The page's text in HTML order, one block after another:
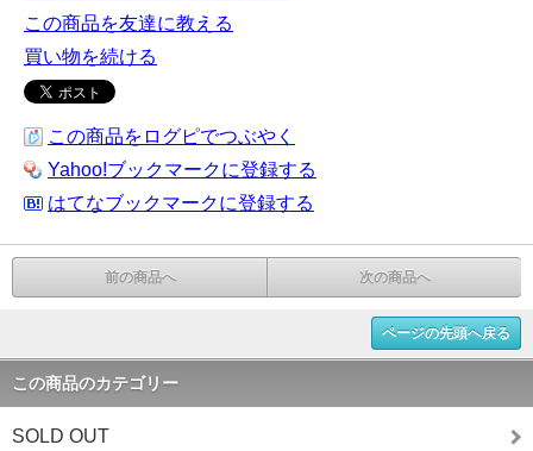
この商品を友達に教える
買い物を続ける
この商品をログピでつぶやく
Yahoo!ブックマークに登録する
はてなブックマークに登録する
前の商品へ 次の商品へ
ページの先頭へ戻る
この商品のカテゴリー
SOLD OUT